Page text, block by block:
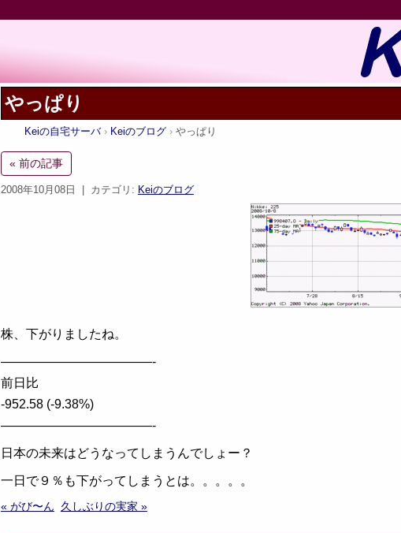
やっぱり
Keiの自宅サーバ Keiのブログ やっぱり
« 前の記事
2008年10月08日 | カテゴリ: Keiのブログ
株、下がりましたね。
————————————-
前日比
-952.58 (-9.38%)
————————————-
日本の未来はどうなってしまうんでしょー？
一日で９％も下がってしまうとは。。。。。
« がび〜ん 久しぶりの実家 »